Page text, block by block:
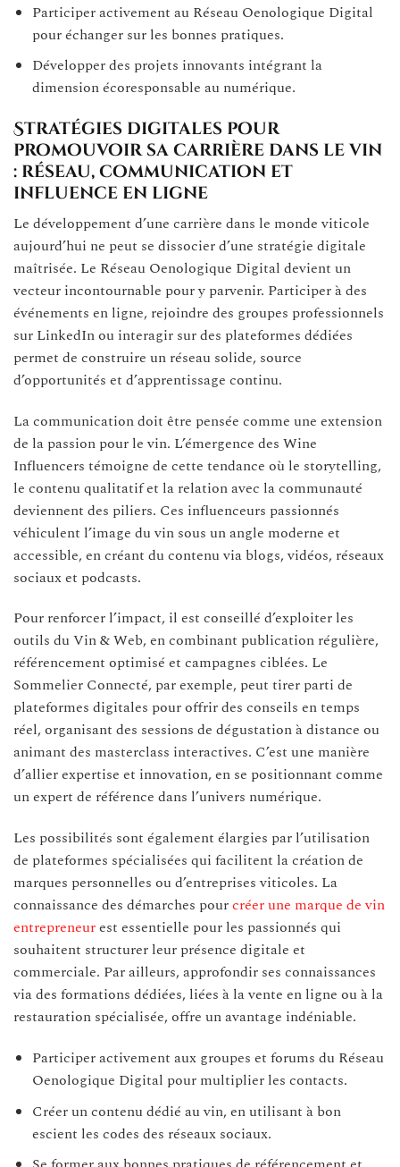
Participer activement au Réseau Oenologique Digital
pour échanger sur les bonnes pratiques.
Développer des projets innovants intégrant la
dimension écoresponsable au numérique.
Stratégies digitales pour
promouvoir sa carrière dans le vin
: réseau, communication et
influence en ligne
Le développement d’une carrière dans le monde viticole
aujourd’hui ne peut se dissocier d’une stratégie digitale
maîtrisée. Le Réseau Oenologique Digital devient un
vecteur incontournable pour y parvenir. Participer à des
événements en ligne, rejoindre des groupes professionnels
sur LinkedIn ou interagir sur des plateformes dédiées
permet de construire un réseau solide, source
d’opportunités et d’apprentissage continu.
La communication doit être pensée comme une extension
de la passion pour le vin. L’émergence des Wine
Influencers témoigne de cette tendance où le storytelling,
le contenu qualitatif et la relation avec la communauté
deviennent des piliers. Ces influenceurs passionnés
véhiculent l’image du vin sous un angle moderne et
accessible, en créant du contenu via blogs, vidéos, réseaux
sociaux et podcasts.
Pour renforcer l’impact, il est conseillé d’exploiter les
outils du Vin & Web, en combinant publication régulière,
référencement optimisé et campagnes ciblées. Le
Sommelier Connecté, par exemple, peut tirer parti de
plateformes digitales pour offrir des conseils en temps
réel, organisant des sessions de dégustation à distance ou
animant des masterclass interactives. C’est une manière
d’allier expertise et innovation, en se positionnant comme
un expert de référence dans l’univers numérique.
Les possibilités sont également élargies par l’utilisation
de plateformes spécialisées qui facilitent la création de
marques personnelles ou d’entreprises viticoles. La
connaissance des démarches pourcréer une marque de vin
entrepreneurest essentielle pour les passionnés qui
souhaitent structurer leur présence digitale et
commerciale. Par ailleurs, approfondir ses connaissances
via des formations dédiées, liées à la vente en ligne ou à la
restauration spécialisée, offre un avantage indéniable.
Participer activement aux groupes et forums du Réseau
Oenologique Digital pour multiplier les contacts.
Créer un contenu dédié au vin, en utilisant à bon
escient les codes des réseaux sociaux.